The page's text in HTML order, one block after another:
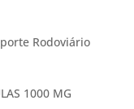
Rodoviário
1000 MG